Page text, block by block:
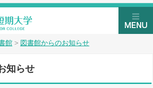
館 > 図書館からのお知らせ
知らせ